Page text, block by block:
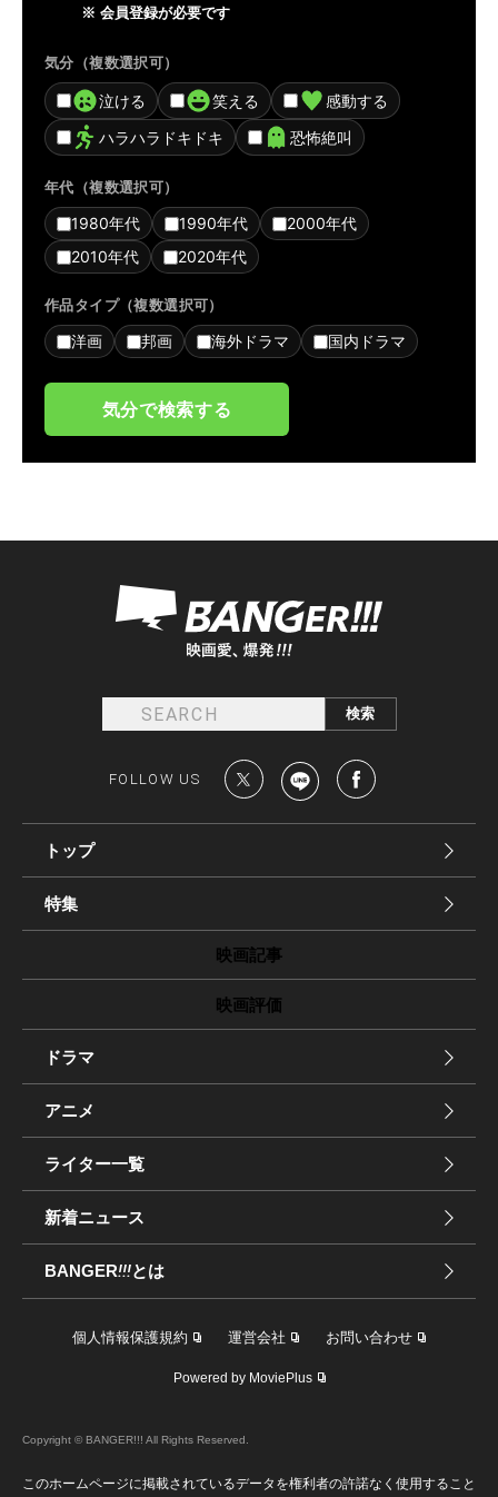
※ 会員登録が必要です
気分（複数選択可）
泣ける 笑える
感動する
ハラハラドキドキ
恐怖絶叫
年代（複数選択可）
1980年代 1990年代
2000年代
2010年代
2020年代
作品タイプ（複数選択可）
洋画 邦画 海外ドラマ 国内ドラマ
気分で検索する
FOLLOW US
トップ
特集
映画記事
映画評価
ドラマ
アニメ
ライター一覧
新着ニュース
BANGER!!!とは
個人情報保護規約 運営会社 お問い合わせ
Powered by MoviePlus
Copyright © BANGER!!! All Rights Reserved.
このホームページに掲載されているデータを権利者の許諾なく使用すること